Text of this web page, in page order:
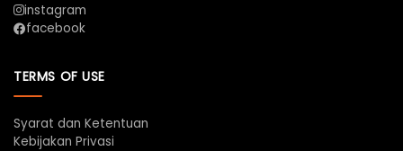
instagram
facebook
TERMS OF USE
Syarat dan Ketentuan
Kebijakan Privasi